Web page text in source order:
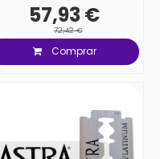
57,93 €
72,42 €
Comprar